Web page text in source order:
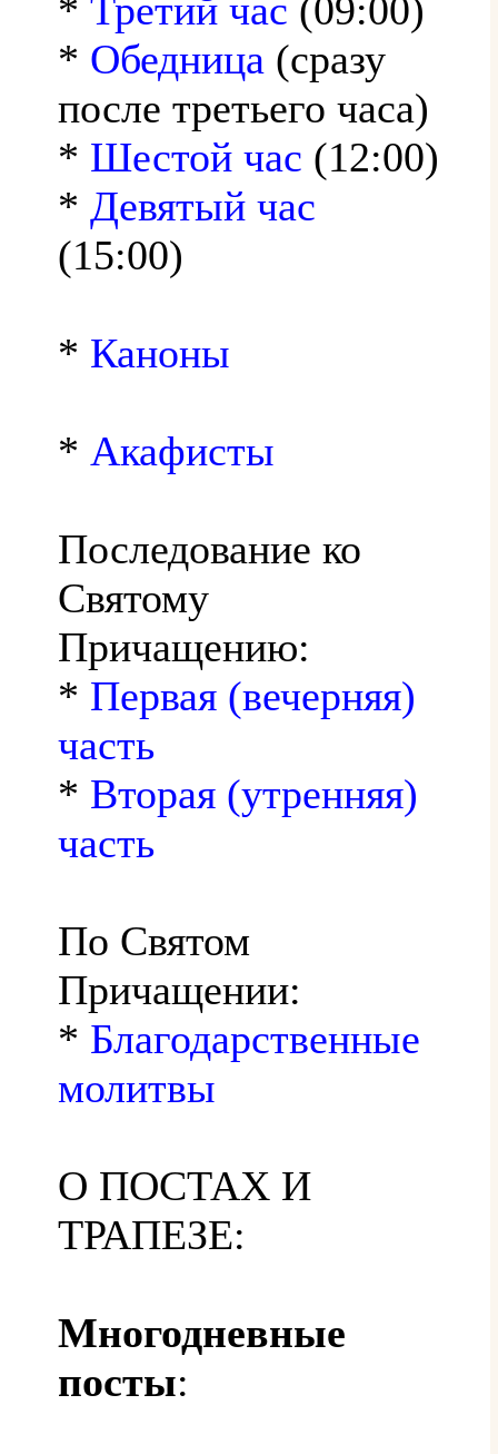
* Третий час (09:00)
* Обедница (сразу
после третьего часа)
* Шестой час (12:00)
* Девятый час
(15:00)
* Каноны
* Акафисты
Последование ко
Святому
Причащению:
* Первая (вечерняя)
часть
* Вторая (утренняя)
часть
По Святом
Причащении:
* Благодарственные
молитвы
О ПОСТАХ И
ТРАПЕЗЕ:
Многодневные
посты: